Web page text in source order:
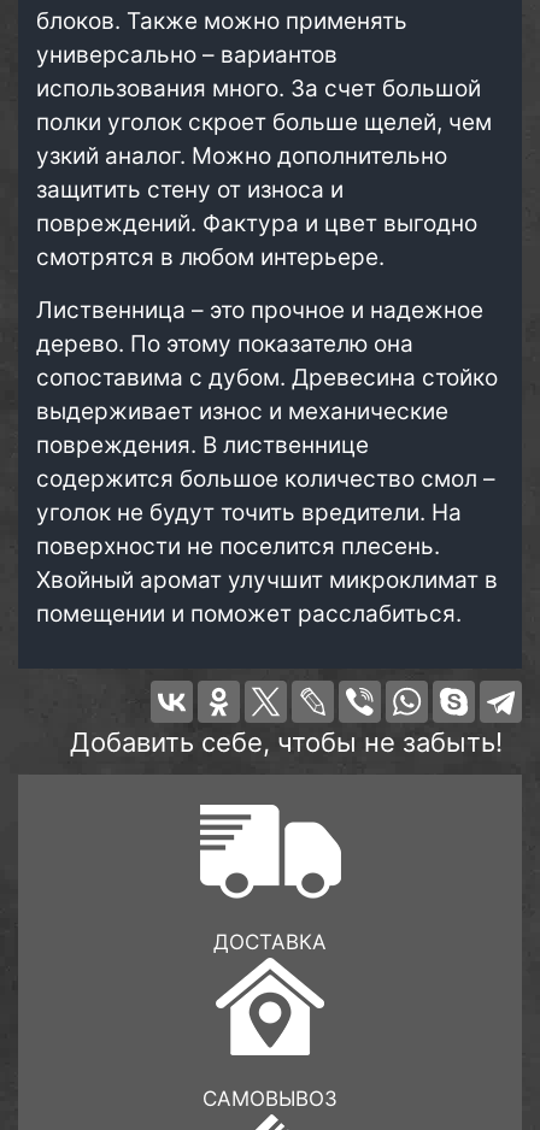
блоков. Также можно применять
универсально – вариантов
использования много. За счет большой
полки уголок скроет больше щелей, чем
узкий аналог. Можно дополнительно
защитить стену от износа и
повреждений. Фактура и цвет выгодно
смотрятся в любом интерьере.
Лиственница – это прочное и надежное
дерево. По этому показателю она
сопоставима с дубом. Древесина стойко
выдерживает износ и механические
повреждения. В лиственнице
содержится большое количество смол –
уголок не будут точить вредители. На
поверхности не поселится плесень.
Хвойный аромат улучшит микроклимат в
помещении и поможет расслабиться.
Добавить себе, чтобы не забыть!
ДОСТАВКА
САМОВЫВОЗ